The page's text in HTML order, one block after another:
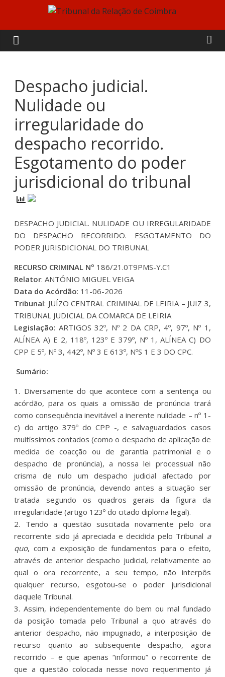
content
Tribunal
da
Relação
de
Coimbra
Despacho judicial.
Nulidade ou
irregularidade do
despacho recorrido.
Esgotamento do poder
jurisdicional do tribunal
DESPACHO JUDICIAL. NULIDADE OU IRREGULARIDADE
DO DESPACHO RECORRIDO. ESGOTAMENTO DO
PODER JURISDICIONAL DO TRIBUNAL
RECURSO CRIMINAL Nº 186/21.0T9PMS-Y.C1
Relator: ANTÓNIO MIGUEL VEIGA
Data do Acórdão: 11-06-2026
Tribunal: JUÍZO CENTRAL CRIMINAL DE LEIRIA – JUIZ 3,
TRIBUNAL JUDICIAL DA COMARCA DE LEIRIA
Legislação: ARTIGOS 32º, Nº 2 DA CRP, 4º, 97º, Nº 1,
ALÍNEA A) E 2, 118º, 123º E 379º, Nº 1, ALÍNEA C) DO
CPP E 5º, Nº 3, 442º, Nº 3 E 613º, NºS 1 E 3 DO CPC.
Sumário:
1. Diversamente do que acontece com a sentença ou
acórdão, para os quais a omissão de pronúncia trará
como consequência inevitável a inerente nulidade – nº 1-
c) do artigo 379º do CPP -, e salvaguardados casos
muitíssimos contados (como o despacho de aplicação de
medida de coacção ou de garantia patrimonial e o
despacho de pronúncia), a nossa lei processual não
crisma de nulo um despacho judicial afectado por
omissão de pronúncia, devendo antes a situação ser
tratada segundo os quadros gerais da figura da
irregularidade (artigo 123º do citado diploma legal).
2. Tendo a questão suscitada novamente pelo ora
recorrente sido já apreciada e decidida pelo Tribunal a
quo, com a exposição de fundamentos para o efeito,
através de anterior despacho judicial, relativamente ao
qual o ora recorrente, a seu tempo, não interpôs
qualquer recurso, esgotou-se o poder jurisdicional
daquele Tribunal.
3. Assim, independentemente do bem ou mal fundado
da posição tomada pelo Tribunal a quo através do
anterior despacho, não impugnado, a interposição de
recurso quanto ao subsequente despacho, agora
recorrido – e que apenas “informou” o recorrente de
que a questão colocada nesse novo requerimento já